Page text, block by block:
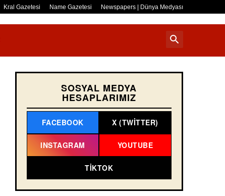
Kral Gazetesi Name Gazetesi Newspapers | Dünya Medyası
SOSYAL MEDYA
HESAPLARIMIZ
FACEBOOK X (TWITTER)
INSTAGRAM YOUTUBE
TIKTOK